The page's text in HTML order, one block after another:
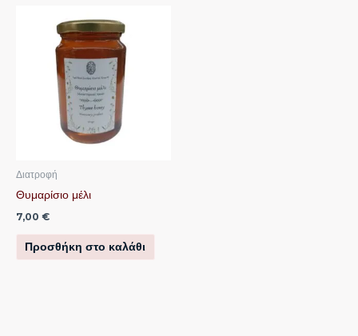
Διατροφή
Θυμαρίσιο μέλι
7,00 €
Προσθήκη στο καλάθι